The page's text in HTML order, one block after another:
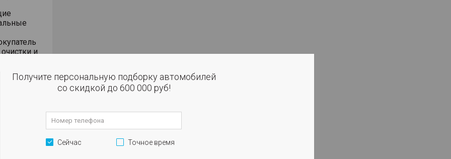
и
–
лицом
без
в
Получите персональную подборку автомобилей
со скидкой до 600 000 руб!
Сейчас Точное время